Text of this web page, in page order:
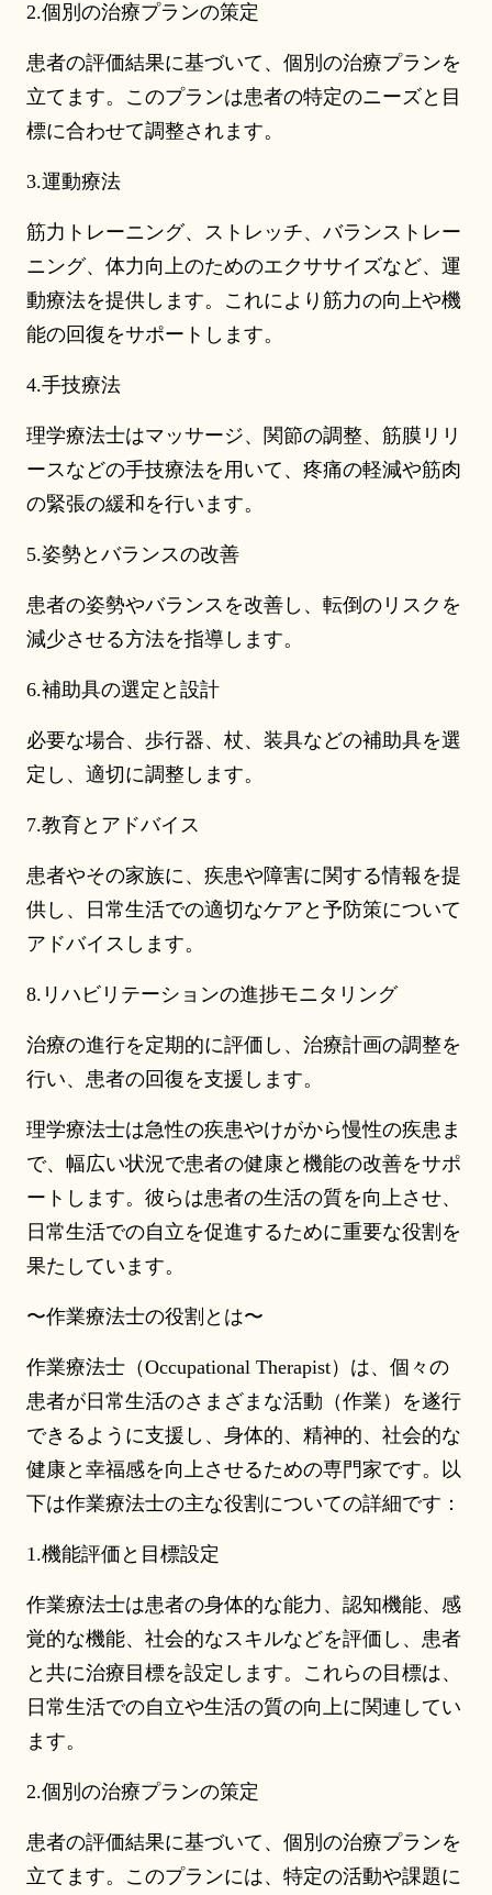
2.個別の治療プランの策定
患者の評価結果に基づいて、個別の治療プランを
立てます。このプランは患者の特定のニーズと目
標に合わせて調整されます。
3.運動療法
筋力トレーニング、ストレッチ、バランストレー
ニング、体力向上のためのエクササイズなど、運
動療法を提供します。これにより筋力の向上や機
能の回復をサポートします。
4.手技療法
理学療法士はマッサージ、関節の調整、筋膜リリ
ースなどの手技療法を用いて、疼痛の軽減や筋肉
の緊張の緩和を行います。
5.姿勢とバランスの改善
患者の姿勢やバランスを改善し、転倒のリスクを
減少させる方法を指導します。
6.補助具の選定と設計
必要な場合、歩行器、杖、装具などの補助具を選
定し、適切に調整します。
7.教育とアドバイス
患者やその家族に、疾患や障害に関する情報を提
供し、日常生活での適切なケアと予防策について
アドバイスします。
8.リハビリテーションの進捗モニタリング
治療の進行を定期的に評価し、治療計画の調整を
行い、患者の回復を支援します。
理学療法士は急性の疾患やけがから慢性の疾患ま
で、幅広い状況で患者の健康と機能の改善をサポ
ートします。彼らは患者の生活の質を向上させ、
日常生活での自立を促進するために重要な役割を
果たしています。
〜作業療法士の役割とは〜
作業療法士（Occupational Therapist）は、個々の
患者が日常生活のさまざまな活動（作業）を遂行
できるように支援し、身体的、精神的、社会的な
健康と幸福感を向上させるための専門家です。以
下は作業療法士の主な役割についての詳細です：
1.機能評価と目標設定
作業療法士は患者の身体的な能力、認知機能、感
覚的な機能、社会的なスキルなどを評価し、患者
と共に治療目標を設定します。これらの目標は、
日常生活での自立や生活の質の向上に関連してい
ます。
2.個別の治療プランの策定
患者の評価結果に基づいて、個別の治療プランを
立てます。このプランには、特定の活動や課題に